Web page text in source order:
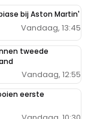
bij Aston Martin'
Vandaag, 13:45
tweede
Vandaag, 12:55
eerste